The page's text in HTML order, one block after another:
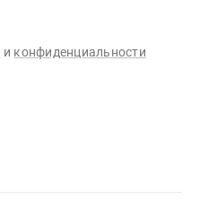
и конфиденциальности